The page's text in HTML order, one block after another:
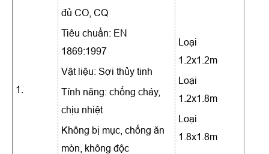
1.
đủ CO, CQ
Tiêu chuẩn: EN
1869:1997
Vật liệu: Sợi thủy tinh
Tính năng: chống cháy,
chịu nhiệt
Không bị mục, chống ăn
mòn, không độc
Loại
1.2x1.2m
Loại
1.2x1.8m
Loại
1.8x1.8m